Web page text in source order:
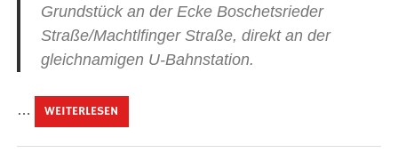
Grundstück an der Ecke Boschetsrieder
Straße/Machtlfinger Straße, direkt an der
gleichnamigen U-Bahnstation.
… WEITERLESEN